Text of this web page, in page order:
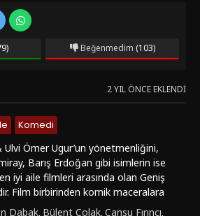
Beğenmedim (103)
2 YIL ÖNCE EKLENDI
Komedi
Ulvi Ömer Ugur’un yönetmenliğini,
Barış Erdoğan gibi isimlerin ise
iyi aile filmleri arasında olan Geniş
Film birbirinden komik maceralara
ve Ulvi’nin yeni maceralarını
Dabak, Bülent Çolak,Cansu Fırıncı,